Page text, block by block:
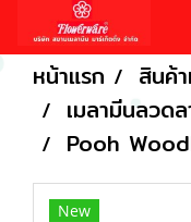
หน้าแรก
สินค้
เมลามีนลวด
Pooh
New